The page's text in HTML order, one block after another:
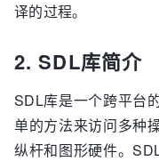
译的过程。
2. SDL库简介
SDL库是一个跨平台
单的方法来访问多种
纵杆和图形硬件。